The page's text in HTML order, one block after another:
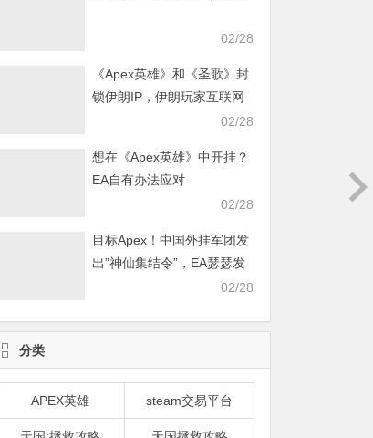
02/28
《Apex英雄》和《圣歌》封
锁伊朗IP，伊朗玩家互联网
02/28
想在《Apex英雄》中开挂？
EA自有办法应对
02/28
目标Apex！中国外挂军团发
出”神仙集结令”，EA瑟瑟发
02/28
分类
APEX英雄 steam交易平台